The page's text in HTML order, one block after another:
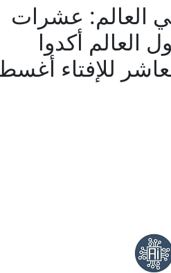
في العالم: عشرات
العالم أكدوا
للإفتاء